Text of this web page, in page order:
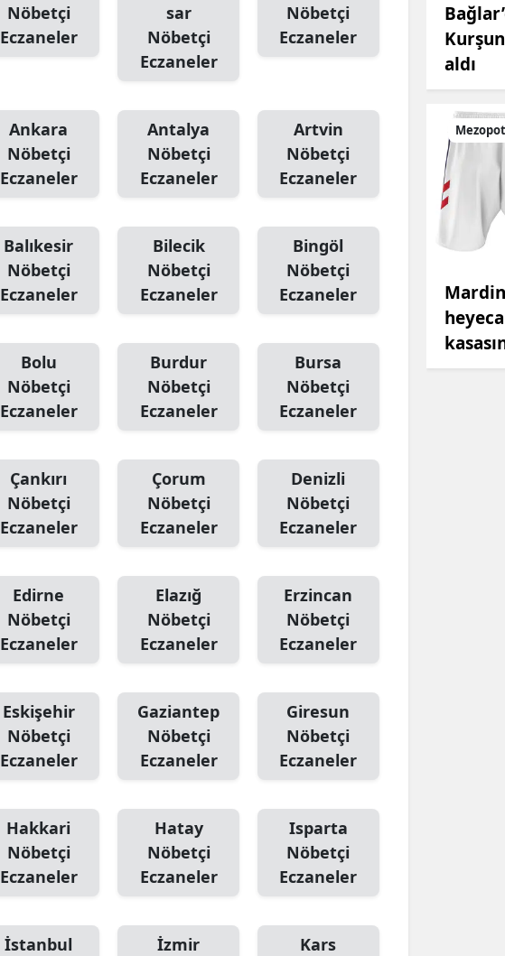
Nöbetçi
Eczaneler
sar
Nöbetçi
Eczaneler
Nöbetçi
Eczaneler
Ankara
Nöbetçi
Eczaneler
Antalya
Nöbetçi
Eczaneler
Artvin
Nöbetçi
Eczaneler
Balıkesir
Nöbetçi
Eczaneler
Bilecik
Nöbetçi
Eczaneler
Bingöl
Nöbetçi
Eczaneler
Bolu
Nöbetçi
Eczaneler
Burdur
Nöbetçi
Eczaneler
Bursa
Nöbetçi
Eczaneler
Çankırı
Nöbetçi
Eczaneler
Çorum
Nöbetçi
Eczaneler
Denizli
Nöbetçi
Eczaneler
Edirne
Nöbetçi
Eczaneler
Elazığ
Nöbetçi
Eczaneler
Erzincan
Nöbetçi
Eczaneler
Eskişehir
Nöbetçi
Eczaneler
Gaziantep
Nöbetçi
Eczaneler
Giresun
Nöbetçi
Eczaneler
Hakkari
Nöbetçi
Eczaneler
Hatay
Nöbetçi
Eczaneler
Isparta
Nöbetçi
Eczaneler
İstanbul
İzmir
Kars
aldı